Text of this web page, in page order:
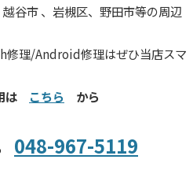
谷市 、岩槻区、野田市等の周辺
理/Android修理はぜひ当店スマ
は こちら から
048-967-5119